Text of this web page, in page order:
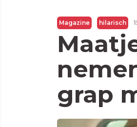
Magazine hilarisch
grap